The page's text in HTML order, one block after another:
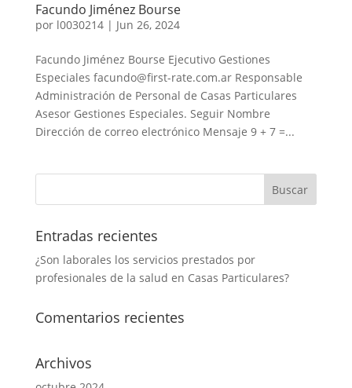
Facundo Jiménez Bourse
por l0030214| Jun 26, 2024
Facundo Jiménez Bourse Ejecutivo Gestiones
Especiales facundo@first-rate.com.ar Responsable
Administración de Personal de Casas Particulares
Asesor Gestiones Especiales. Seguir Nombre
Dirección de correo electrónico Mensaje 9 + 7 =...
Entradas recientes
¿Son laborales los servicios prestados por
profesionales de la salud en Casas Particulares?
Comentarios recientes
Archivos